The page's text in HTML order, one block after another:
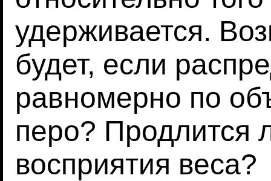
удерживается.
будет, если
равномерно по
перо? Продлится
восприятия веса?